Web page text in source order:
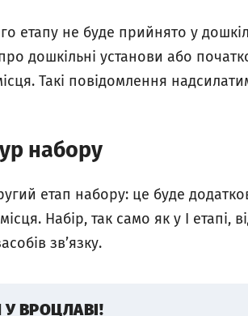
етапу не буде прийнято у
дошкільні установи або
Такі повідомлення
набору
етап набору: це буде
Набір, так само як у І етапі,
зв’язку.
У ВРОЦЛАВІ!